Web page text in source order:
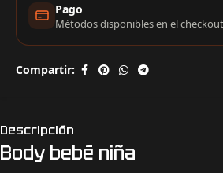
Pago
Métodos disponibles en el
Compartir:
Descripción
Body bebé niña